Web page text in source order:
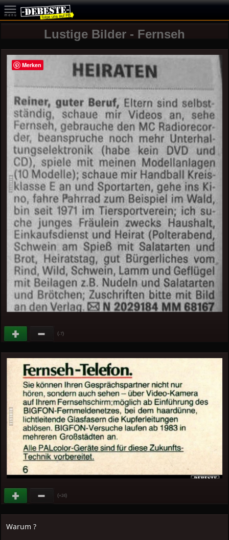
Lustige Bilder - Fernseh
(-7)
(+24)
Warum ?
Merken